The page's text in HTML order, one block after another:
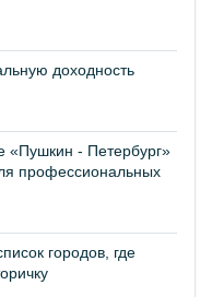
доходность
«Пушкин - Петербург»
профессиональных
городов, где